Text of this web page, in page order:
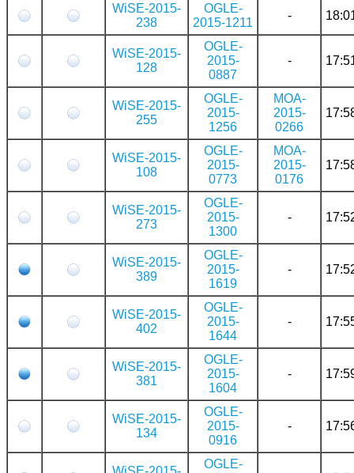
WiSE-2015-
238
OGLE-
2015-1211
-
WiSE-2015-
128
OGLE-
2015-
0887
-
WiSE-2015-
255
OGLE-
2015-
1256
MOA-
2015-
0266
WiSE-2015-
108
OGLE-
2015-
0773
MOA-
2015-
0176
WiSE-2015-
273
OGLE-
2015-
1300
-
WiSE-2015-
389
OGLE-
2015-
1619
-
WiSE-2015-
402
OGLE-
2015-
1644
-
WiSE-2015-
381
OGLE-
2015-
1604
-
WiSE-2015-
134
OGLE-
2015-
0916
-
OGLE-